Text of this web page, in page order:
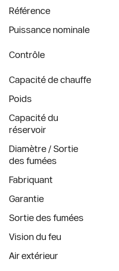
Référence
Puissance nominale
Contrôle
Capacité de chauffe
Poids
Capacité du
réservoir
Diamètre / Sortie
des fumées
Fabriquant
Garantie
Sortie des fumées
Vision du feu
Air extérieur